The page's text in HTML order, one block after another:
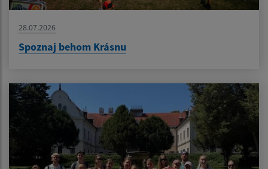
28.07.2026
Spoznaj behom Krásnu